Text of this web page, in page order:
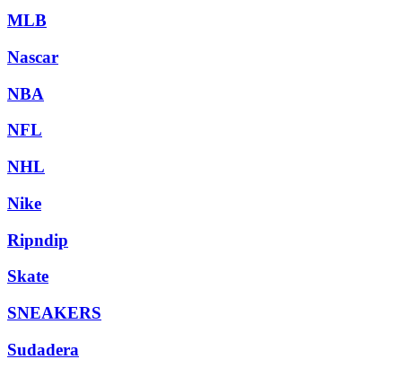
MLB
Nascar
NBA
NFL
NHL
Nike
Ripndip
Skate
SNEAKERS
Sudadera